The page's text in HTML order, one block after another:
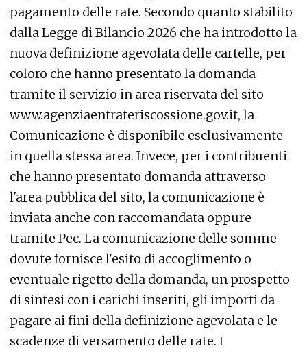
pagamento delle rate. Secondo quanto stabilito
dalla Legge di Bilancio 2026 che ha introdotto la
nuova definizione agevolata delle cartelle, per
coloro che hanno presentato la domanda
tramite il servizio in area riservata del sito
www.agenziaentrateriscossione.gov.it, la
Comunicazione è disponibile esclusivamente
in quella stessa area. Invece, per i contribuenti
che hanno presentato domanda attraverso
l'area pubblica del sito, la comunicazione è
inviata anche con raccomandata oppure
tramite Pec. La comunicazione delle somme
dovute fornisce l'esito di accoglimento o
eventuale rigetto della domanda, un prospetto
di sintesi con i carichi inseriti, gli importi da
pagare ai fini della definizione agevolata e le
scadenze di versamento delle rate. I